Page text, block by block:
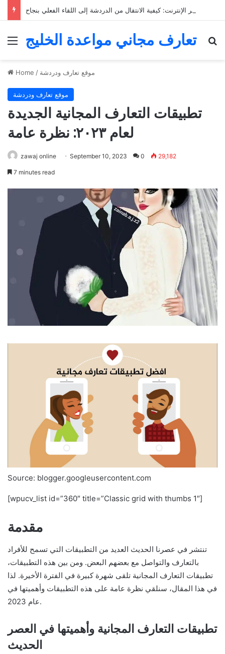
Menu
تعارف مجاني مواعدة الخليج
Home / موقع تعارف ودردشة
موقع تعارف ودردشة
تطبيقات التعارف المجانية الجديدة
لعام ٢٠٢٣: نظرة عامة
zawaj online September 10, 2023 0 29,182
7 minutes read
Source: blogger.googleusercontent.com
[wpucv_list id=”360″ title=”Classic grid with thumbs 1″]
مقدمة
تنتشر في عصرنا الحديث العديد من التطبيقات التي تسمح للأفراد
بالتعارف والتواصل مع بعضهم البعض. ومن بين هذه التطبيقات،
تطبيقات التعارف المجانية تلقى شهرة كبيرة في الفترة الأخيرة. لذا
في هذا المقال، سنلقي نظرة عامة على هذه التطبيقات وأهميتها في
عام 2023.
تطبيقات التعارف المجانية وأهميتها في العصر
الحديث